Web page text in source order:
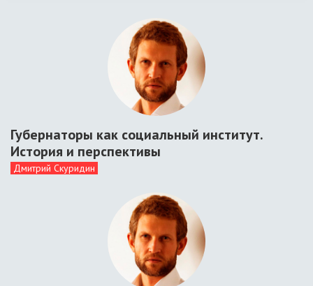
Губернаторы как социальный институт.
История и перспективы
Дмитрий Скуридин